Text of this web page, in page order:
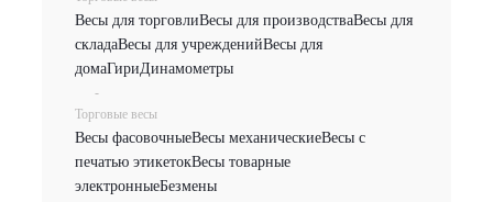
Весы для торговлиВесы для производстваВесы для
складаВесы для учрежденийВесы для
домаГириДинамометры
-
Торговые весы
Весы фасовочныеВесы механическиеВесы с
печатью этикетокВесы товарные
электронныеБезмены